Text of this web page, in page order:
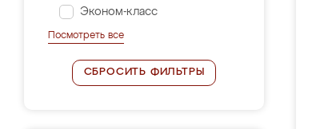
Эконом-класс
Посмотреть все
СБРОСИТЬ ФИЛЬТРЫ